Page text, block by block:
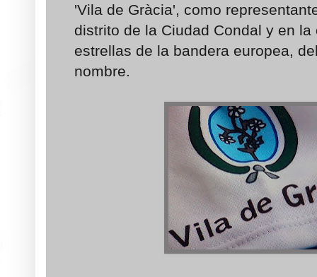
'Vila de Gràcia', como
distrito de la Ciudad Condal y en
estrellas de la bandera europea,
nombre.